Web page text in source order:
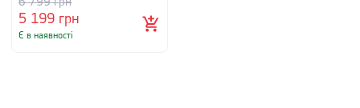
5 199 грн
6 799грн
Є в наявності